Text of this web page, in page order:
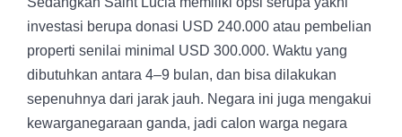
investasi berupa donasi USD 240.000 atau pembelian
properti senilai minimal USD 300.000. Waktu yang
dibutuhkan antara 4–9 bulan, dan bisa dilakukan
sepenuhnya dari jarak jauh. Negara ini juga mengakui
kewarganegaraan ganda, jadi calon warga negara